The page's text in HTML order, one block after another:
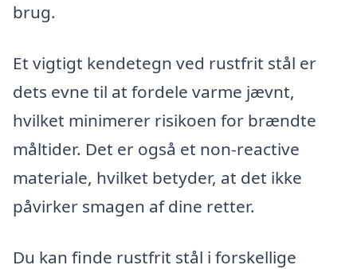
brug.
Et vigtigt kendetegn ved rustfrit stål er
dets evne til at fordele varme jævnt,
hvilket minimerer risikoen for brændte
måltider. Det er også et non-reactive
materiale, hvilket betyder, at det ikke
påvirker smagen af dine retter.
Du kan finde rustfrit stål i forskellige